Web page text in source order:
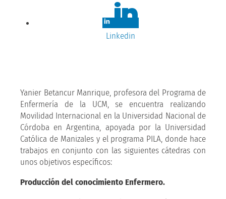
Linkedin
Yanier Betancur Manrique, profesora del Programa de
Enfermería de la UCM, se encuentra realizando
Movilidad Internacional en la Universidad Nacional de
Córdoba en Argentina, apoyada por la Universidad
Católica de Manizales y el programa PILA, donde hace
trabajos en conjunto con las siguientes cátedras con
unos objetivos específicos:
Producción del conocimiento Enfermero.